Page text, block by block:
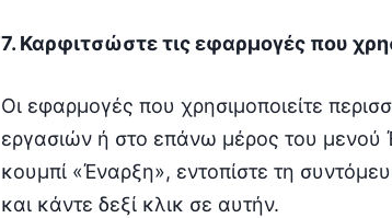
7. Καρφιτσώστε τις εφαρμογές που
Οι εφαρμογές που χρησιμοποιείτε
εργασιών ή στο επάνω μέρος του μενού
κουμπί «Έναρξη», εντοπίστε τη
και κάντε δεξί κλικ σε αυτήν.